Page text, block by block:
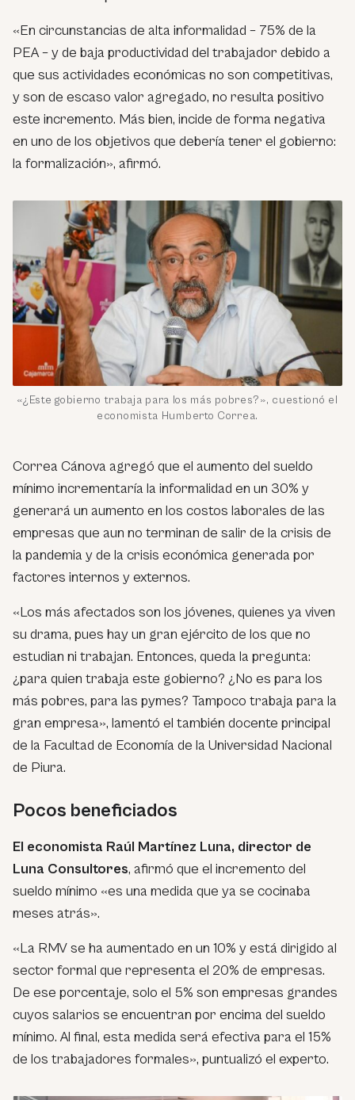
«En circunstancias de alta informalidad – 75% de la
PEA – y de baja productividad del trabajador debido a
que sus actividades económicas no son competitivas,
y son de escaso valor agregado, no resulta positivo
este incremento. Más bien, incide de forma negativa
en uno de los objetivos que debería tener el gobierno:
la formalización», afirmó.
«¿Este gobierno trabaja para los más pobres?», cuestionó el
economista Humberto Correa.
Correa Cánova agregó que el aumento del sueldo
mínimo incrementaría la informalidad en un 30% y
generará un aumento en los costos laborales de las
empresas que aun no terminan de salir de la crisis de
la pandemia y de la crisis económica generada por
factores internos y externos.
«Los más afectados son los jóvenes, quienes ya viven
su drama, pues hay un gran ejército de los que no
estudian ni trabajan. Entonces, queda la pregunta:
¿para quien trabaja este gobierno? ¿No es para los
más pobres, para las pymes? Tampoco trabaja para la
gran empresa», lamentó el también docente principal
de la Facultad de Economía de la Universidad Nacional
de Piura.
Pocos beneficiados
El economista Raúl Martínez Luna, director de
Luna Consultores, afirmó que el incremento del
sueldo mínimo «es una medida que ya se cocinaba
meses atrás».
«La RMV se ha aumentado en un 10% y está dirigido al
sector formal que representa el 20% de empresas.
De ese porcentaje, solo el 5% son empresas grandes
cuyos salarios se encuentran por encima del sueldo
mínimo. Al final, esta medida será efectiva para el 15%
de los trabajadores formales», puntualizó el experto.